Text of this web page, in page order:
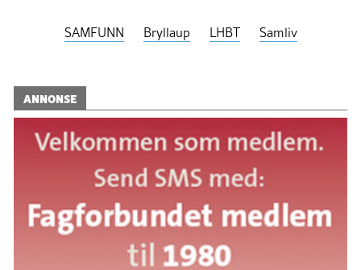
SAMFUNN Bryllaup LHBT Samliv
ANNONSE